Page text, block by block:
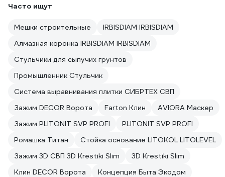
Часто ищут
Мешки строительные
IRBISDIAM IRBISDIAM
Алмазная коронка IRBISDIAM IRBISDIAM
Стульчики для сыпучих грунтов
Промышленник Стульчик
Система выравнивания плитки СИБРТЕХ СВП
Зажим DECOR Ворота
Farton Клин
AVIORA Маскер
Зажим PLITONIT SVP PROFI
PLITONIT SVP PROFI
Ромашка Титан
Стойка основание LITOKOL LITOLEVEL
Зажим 3D СВП 3D Krestiki Slim
3D Krestiki Slim
Клин DECOR Ворота
Концепция Быта Экодом